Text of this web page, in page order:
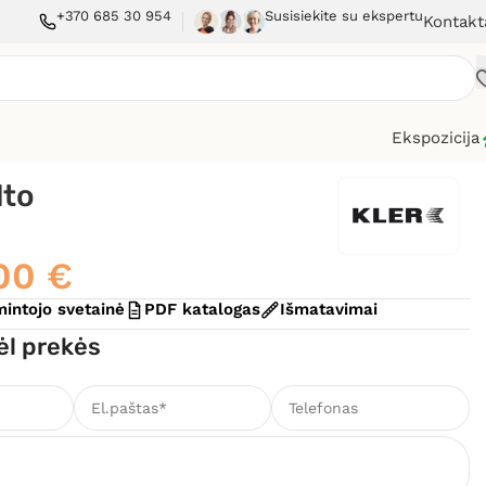
+370 685 30 954 Susisiekite su ekspertu
Ekspozicija
€
svetainė PDF katalogas Išmatavimai
prekės